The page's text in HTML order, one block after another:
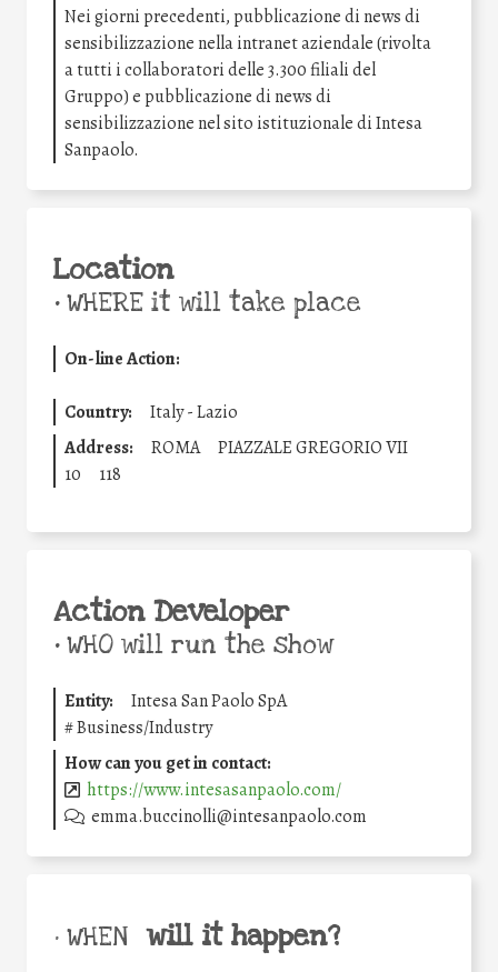
Nei giorni precedenti, pubblicazione di news di
sensibilizzazione nella intranet aziendale (rivolta
a tutti i collaboratori delle 3.300 filiali del
Gruppo) e pubblicazione di news di
sensibilizzazione nel sito istituzionale di Intesa
Sanpaolo.
Location
•WHERE it will take place
On-line Action:
Country:
Italy - Lazio
Address:
ROMA
PIAZZALE GREGORIO VII
10
118
Action Developer
•WHO will run the show
Entity:
Intesa San Paolo SpA
#Business/Industry
How can you get in contact:
https://www.intesasanpaolo.com/
emma.buccinolli@intesanpaolo.com
• WHEN will it happen?